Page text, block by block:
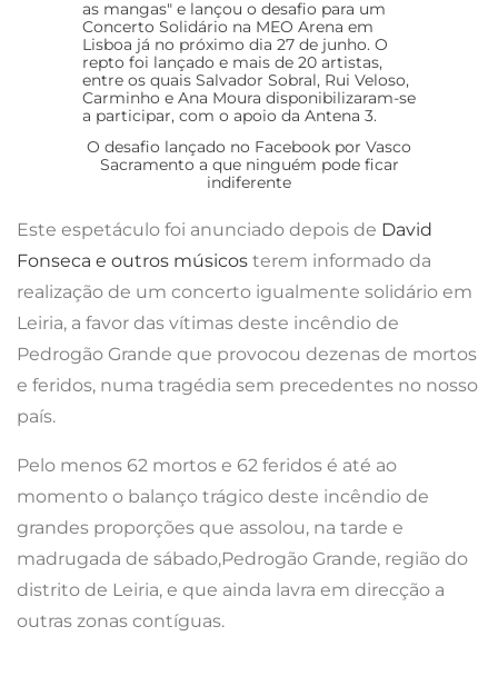
O desafio lançado no Facebook por Vasco
Sacramento a que ninguém pode ficar
indiferente
Este espetáculo foi anunciado depois de David
Fonseca e outros músicos terem informado da
realização de um concerto igualmente solidário em
Leiria, a favor das vítimas deste incêndio de
Pedrogão Grande que provocou dezenas de mortos
e feridos, numa tragédia sem precedentes no nosso
país.
Pelo menos 62 mortos e 62 feridos é até ao
momento o balanço trágico deste incêndio de
grandes proporções que assolou, na tarde e
madrugada de sábado,Pedrogão Grande, região do
distrito de Leiria, e que ainda lavra em direcção a
outras zonas contíguas.